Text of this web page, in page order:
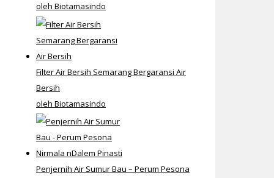
oleh Biotamasindo
Filter Air Bersih Semarang Bergaransi Air
Bersih
oleh Biotamasindo
Penjernih Air Sumur Bau – Perum Pesona